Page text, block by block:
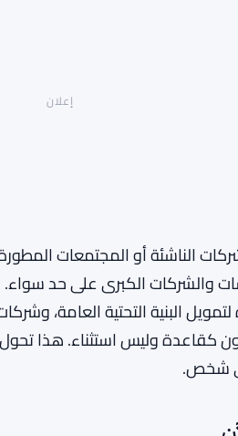
إعلان